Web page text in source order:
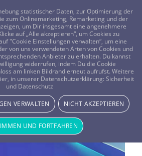
ANRUFEN: 0800-8478266
des Pendelns
statistischer Daten, zur Optimierung der
zum Onlinemarketing, Remarketing und der
um Dir insgesamt eine angenehmere
auf „Alle akzeptieren“, um Cookies zu
"Cookie Einstellungen verwalten“, um eine
von uns verwendeten Arten von Cookies und
Anbieter zu erhalten. Du kannst
widerrufen, indem Du die Cookie
am linken Bildrand erneut aufrufst. Weitere
in unserer Datenschutzerklärung: Sicherheit
und Datenschutz
VERWALTEN NICHT AKZEPTIEREN
UND FORTFAHREN